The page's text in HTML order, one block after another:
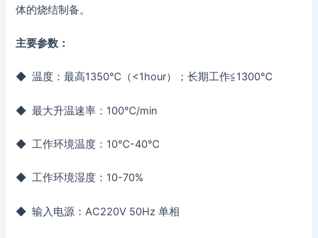
体的烧结制备。
主要参数：
◆ 温度：最高1350℃（<1hour）；长期工作≦1300℃
◆ 最大升温速率：100℃/min
◆ 工作环境温度：10℃-40℃
◆ 工作环境湿度：10-70%
◆ 输入电源：AC220V 50Hz 单相